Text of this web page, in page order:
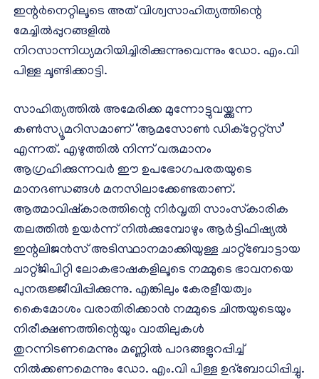
ഇന്റര്‍നെറ്റിലൂടെ അത് വിശ്വസാഹിത്യത്തിന്റെ
മേച്ചില്‍പ്പുറങ്ങളില്‍
നിറസാന്നിധ്യമറിയിച്ചിരിക്കുന്നുവെന്നും ഡോ. എം.വി
പിള്ള ചൂണ്ടിക്കാട്ടി.
സാഹിത്യത്തില്‍ അമേരിക്ക മുന്നോട്ടുവയ്ക്കുന്ന
കണ്‍സ്യൂമറിസമാണ് ‘ആമസോണ്‍ ഡിക്‌റ്റേറ്റ്‌സ്’
എന്നത്. എഴുത്തില്‍ നിന്ന് വരുമാനം
ആഗ്രഹിക്കുന്നവര്‍ ഈ ഉപഭോഗപരതയുടെ
മാനദണ്ഡങ്ങള്‍ മനസിലാക്കേണ്ടതാണ്.
ആത്മാവിഷ്‌കാരത്തിന്റെ നിര്‍വൃതി സാംസ്‌കാരിക
തലത്തില്‍ ഉയര്‍ന്ന് നില്‍ക്കുമ്പോഴും ആര്‍ട്ടിഫിഷ്യല്‍
ഇന്റലിജന്‍സ് അടിസ്ഥാനമാക്കിയുള്ള ചാറ്റ്‌ബോട്ടായ
ചാറ്റ്ജിപിറ്റി ലോകഭാഷകളിലൂടെ നമ്മുടെ ഭാവനയെ
പുനരുജ്ജീവിപ്പിക്കുന്നു. എങ്കിലും കേരളീയത്വം
കൈമോശം വരാതിരിക്കാന്‍ നമ്മുടെ ചിന്തയുടെയും
നിരീക്ഷണത്തിന്റെയും വാതിലുകള്‍
തുറന്നിടണമെന്നും മണ്ണില്‍ പാദങ്ങളുറപ്പിച്ച്
നില്‍ക്കണമെന്നും ഡോ. എം.വി പിള്ള ഉദ്‌ബോധിപ്പിച്ചു.